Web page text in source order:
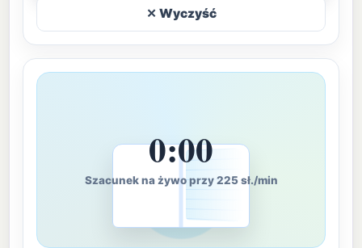
✕ Wyczyść
0:00
Szacunek na żywo przy 225 sł./min